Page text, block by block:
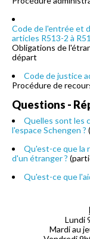
Code de l'entrée et
articles R513-2 à
Obligations de
départ
Code de justice
Procédure de
Questions -
Quelles sont les
l'espace Schengen ?
Qu'est-ce que la
d'un étranger ?
Qu'est-ce que
Lundi
Mardi au